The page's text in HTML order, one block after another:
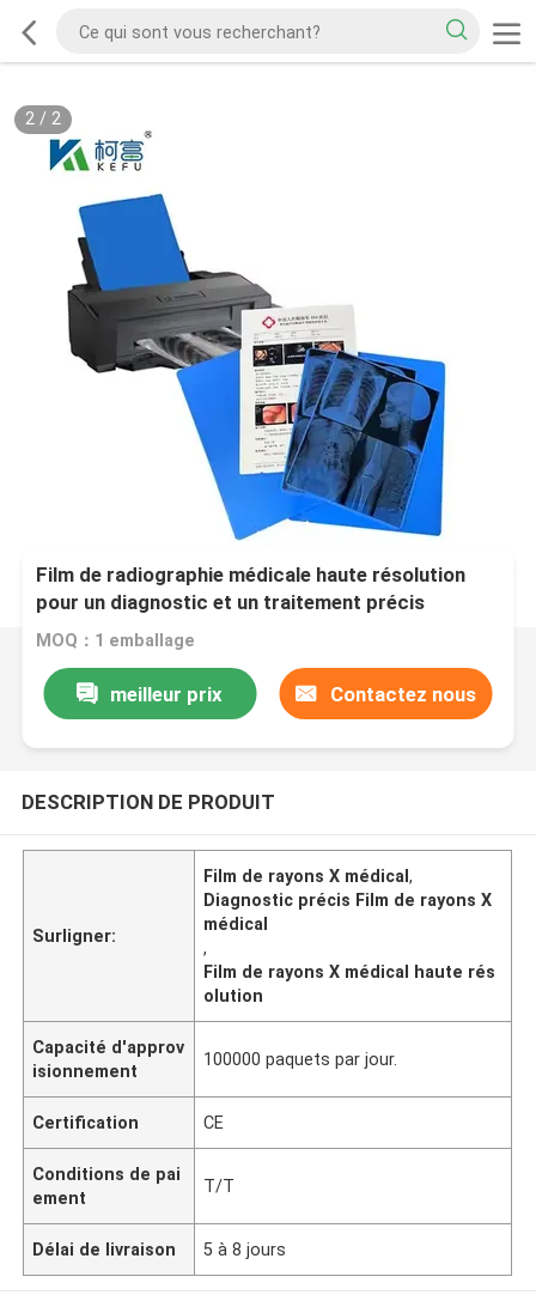
2/ 2
Film de radiographie médicale haute résolution
pour un diagnostic et un traitement précis
MOQ：1 emballage
meilleur prix Contactez nous
DESCRIPTION DE PRODUIT
Surligner:
Film de rayons X médical,
Diagnostic précis Film de rayons X
médical
,
Film de rayons X médical haute rés
olution
Capacité d'approv
isionnement
100000 paquets par jour.
Certification CE
Conditions de pai
ement
T/T
Délai de livraison 5 à 8 jours